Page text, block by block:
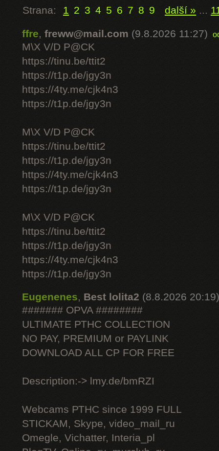
Strana: 1 2 3 4 5 6 7 8 9 další » ...
ffre,freww@mail.com (9.8.2026 11:27)
M\X V/D P@CK
https://tinu.be/ttit2
https://t1p.de/jgy3n
https://4ty.me/cjk4n3
https://t1p.de/jgy3n
M\X V/D P@CK
https://tinu.be/ttit2
https://t1p.de/jgy3n
https://4ty.me/cjk4n3
https://t1p.de/jgy3n
M\X V/D P@CK
https://tinu.be/ttit2
https://t1p.de/jgy3n
https://4ty.me/cjk4n3
https://t1p.de/jgy3n
Eugenenes, Best lolita2 (8.8.2026 20:19)
####### OPVA ########
ULTIMATE РТНС COLLECTION
NO PAY, PREMIUM or PAYLINK
DOWNLOAD ALL СР FOR FREE
Description:-> lmy.de/bmRZI
Webcams РТНС since 1999 FULL
STICKAM, Skype, video_mail_ru
Omegle, Vichatter, Interia_pl